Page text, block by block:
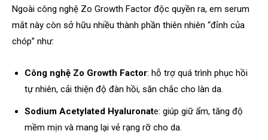
Ngoài công nghệ Zo Growth Factor độc quyền ra, em serum
mắt này còn sở hữu nhiều thành phần thiên nhiên “đỉnh của
chóp” như:
Công nghệ Zo Growth Factor: hỗ trợ quá trình phục hồi
tự nhiên, cải thiện độ đàn hồi, săn chắc cho làn da.
Sodium Acetylated Hyaluronate: giúp giữ ẩm, tăng độ
mềm mịn và mang lại vẻ rạng rỡ cho da.